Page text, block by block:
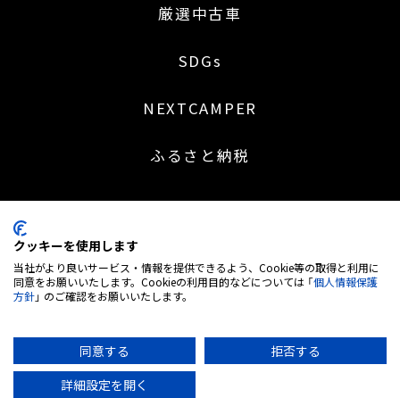
厳選中古車
SDGs
NEXTCAMPER
ふるさと納税
〒453-0041 名古屋市中村区本陣通 2 丁目 30 番地
052-414-5527
営業時間：9:00～18:30 | 定休日：日・祝日 (※土曜日不定休)
古物営業 愛知県公安委員会 第543850202700号
クッキーを使用します
当社がより良いサービス・情報を提供できるよう、Cookie等の取得と利用に
同意をお願いいたします。Cookieの利用目的などについては 「個人情報保護
方針」 のご確認をお願いいたします。
同意する
拒否する
詳細設定を開く